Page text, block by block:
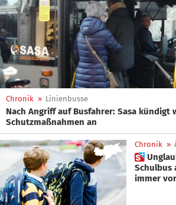
Chronik » Linienbusse
Nach Angriff auf Busfahrer: Sasa kündigt
Schutzmaßnahmen an
Chronik »
 Unglaublich: Warum der
Schulbus
immer